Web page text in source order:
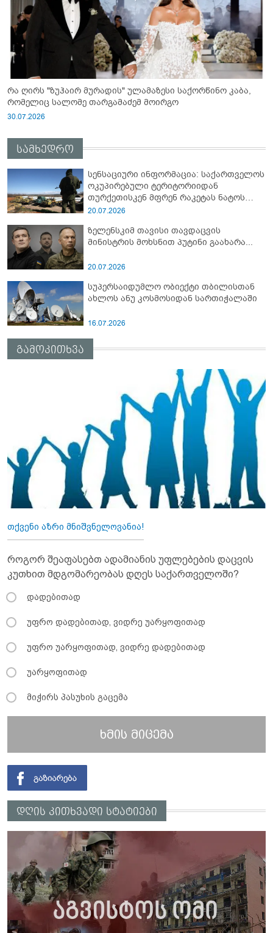
რა ღირს "ზუჰაირ მურადის" ულამაზესი საქორწინო კაბა,
რომელიც სალომე თარგამაძემ მოირგო
30.07.2026
სამხედრო
სენსაციური ინფორმაცია: საქართველოს
ოკუპირებული ტერიტორიიდან
თურქეთისკენ მფრენ რაკეტას ნატოს
სამიტი კინაღამ ჩაუშლია
20.07.2026
ზელენსკიმ თავისი თავდაცვის
მინისტრის მოხსნით პუტინი გაახარა...
20.07.2026
სუპერსაიდუმლო ობიექტი თბილისთან
ახლოს ანუ კოსმოსიდან სართიჭალაში
16.07.2026
გამოკითხვა
თქვენი აზრი მნიშვნელოვანია!
როგორ შეაფასებთ ადამიანის უფლებების დაცვის
კუთხით მდგომარეობას დღეს საქართველოში?
დადებითად
უფრო დადებითად, ვიდრე უარყოფითად
უფრო უარყოფითად, ვიდრე დადებითად
უარყოფითად
მიჭირს პასუხის გაცემა
ხმის მიცემა
დღის კითხვადი სტატიები